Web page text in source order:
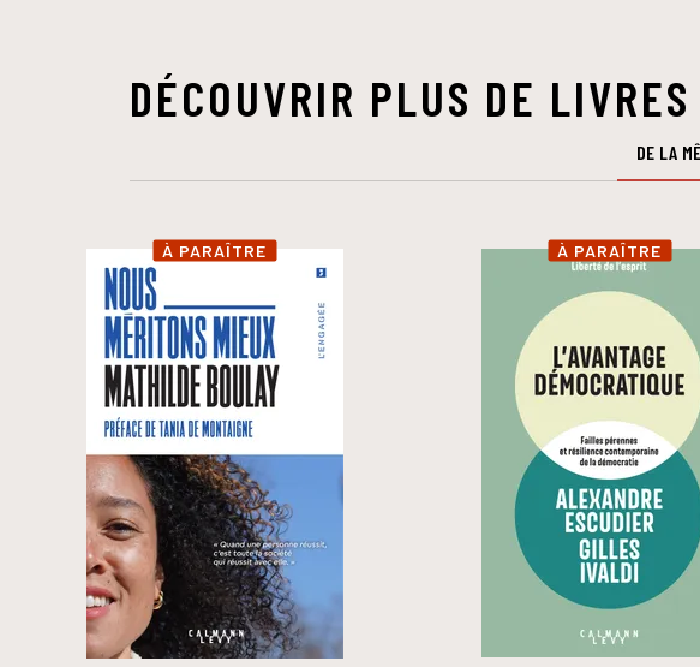
DÉCOUVRIR PLUS DE LIVRES
DE LA
À PARAÎTRE À PARAÎTRE